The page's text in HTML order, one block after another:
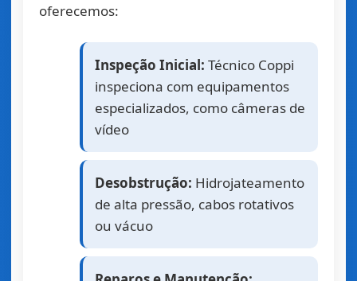
oferecemos:
Inspeção Inicial: Técnico Coppi
inspeciona com equipamentos
especializados, como câmeras de
vídeo
Desobstrução: Hidrojateamento
de alta pressão, cabos rotativos
ou vácuo